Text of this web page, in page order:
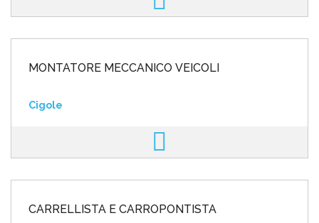
MONTATORE MECCANICO VEICOLI
Cigole
CARRELLISTA E CARROPONTISTA